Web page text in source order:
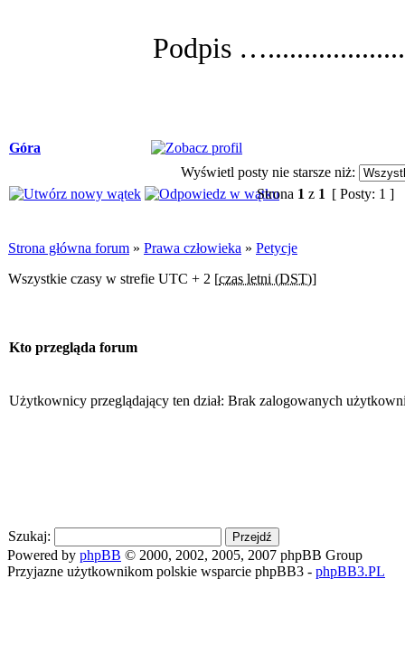
Podpis
Góra
Wyświetl posty nie starsze niż:
Strona 1 z 1 [ Posty: 1 ]
Strona główna forum » Prawa człowieka » Petycje
Wszystkie czasy w strefie UTC + 2 [czas letni (DST)]
Kto przegląda forum
Użytkownicy przeglądający ten dział: Brak zalogowanych
Szukaj:
Powered by phpBB © 2000, 2002, 2005, 2007 phpBB Group
Przyjazne użytkownikom polskie wsparcie phpBB3 - phpBB3.PL